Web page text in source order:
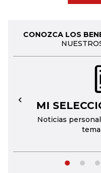
CONOZCA LOS
MI
Noticias
←